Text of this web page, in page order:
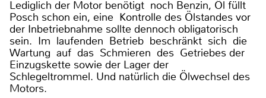
Lediglich der Motor benötigt noch Benzin, Öl füllt
Posch schon ein, eine Kontrolle des Ölstandes vor
der Inbetriebnahme sollte dennoch obligatorisch
sein. Im laufenden Betrieb beschränkt sich die
Wartung auf das Schmieren des Getriebes der
Einzugskette sowie der Lager der
Schlegeltrommel. Und natürlich die Ölwechsel des
Motors.